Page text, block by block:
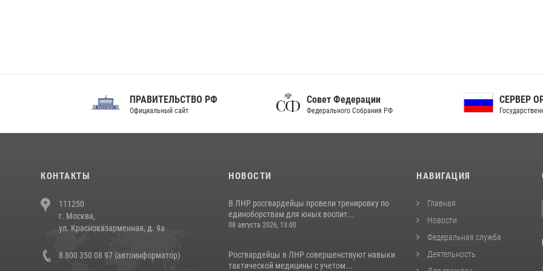
ПРАВИТЕЛЬСТВО РФ
Официальный сайт
Совет Федерации
Федерального Собрания РФ
СЕРВЕР ОРГАНОВ
Государственной власти РФ
КОНТАКТЫ
111250
г. Москва,
ул. Красноказарменная, д. 9а
8 800 350 08 97 (автоинформатор)
НОВОСТИ
В ЛНР росгвардейцы провели тренировку по
единоборствам для юных воспит...
08 августа 2026, 13:00
Росгвардейцы в ЛНР совершенствуют навыки
тактической медицины с учетом...
НАВИГАЦИЯ
Главная
Новости
Федеральная служба
Деятельность